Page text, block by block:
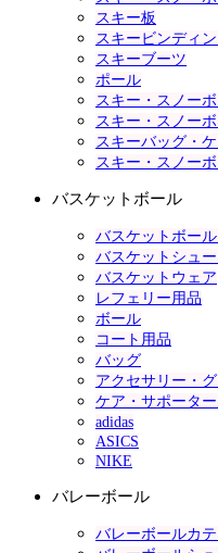
スキー板
スキービンディ
スキーブーツ
ポール
スキー・スノー
スキー・スノー
スキーバッグ・
スキー・スノー
バスケットボール
バスケットボー
バスケットシュ
バスケットウェア
レフェリー用品
ボール
コート用品
バッグ
アクセサリー・
ケア・サポータ
adidas
ASICS
NIKE
バレーボール
バレーボールカ